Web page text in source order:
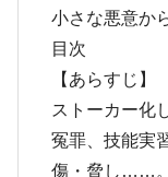
小さな悪意か
目次
【あらすじ】
ストーカー化
冤罪、技能実
傷・脅し……。